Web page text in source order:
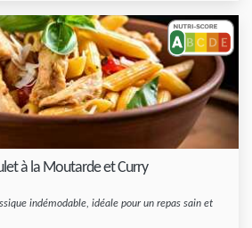
à la Moutarde et Curry
indémodable, idéale pour un repas sain et